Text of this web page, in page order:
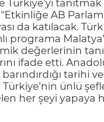
AB
da katılacak.
programa
değerlerinin
ifade etti.
tarihi
Türkiye’nin ünlü
her şeyi yapaya